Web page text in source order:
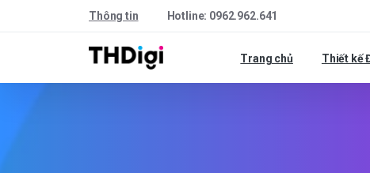
Thông tin Hotline: 0962.962.641
Trang chủ Thiết kế